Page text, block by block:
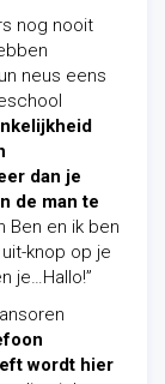
nog nooit
neus eens
dan je
de man te
Ben en ik ben
knop op je
je…Hallo!”
wordt hier